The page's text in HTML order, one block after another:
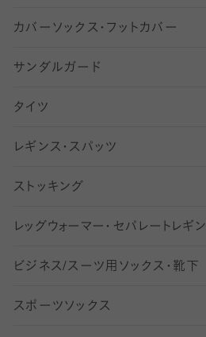
五本指ソックス・靴下
足袋ソックス・靴下
無地・プレーンソックス・靴下
柄ソックス・靴下
スニーカー（くるぶし）用ソック
アンクル・ショートソックス（く
クルーソックス（ふくらはぎ下）
ハイソックス
カバーソックス・フットカバー
フットカバー・カバーソックス（
フットカバー・カバーソックス（
フットカバー・カバーソックス（
サンダルガード
タイツ
30デニール以下のタイツ（薄手
31〜40デニールタイツ
41〜60デニールタイツ
61〜80デニールタイツ
81 〜110デニールタイツ
レギンス・スパッツ
柄レギンス
無地レギンス
レギンスパンツ（レギパン）
マタニティレギンス
ストッキング
伝線しにくいストッキング
ショートストッキング
結婚式用ストッキング
レッ グ ウォー マー ・ セパレー ト レ ギン
ビジネス/スーツ用 ソックス・靴下
匠シリーズ
スポーツソックス